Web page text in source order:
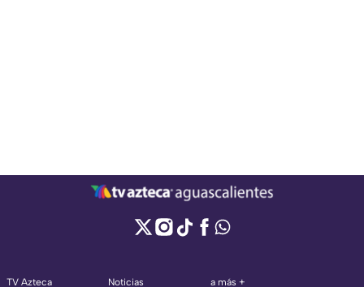
TV Azteca
Noticias
a más +